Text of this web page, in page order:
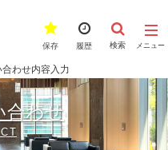
メニュー
検索
履歴
保存
わせ内容入力
合わせ